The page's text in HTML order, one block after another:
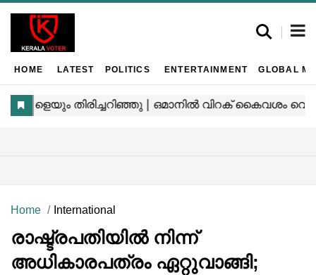
HOME LATEST POLITICS ENTERTAINMENT GLOBAL
Home International
രാഷ്ട്രപതിയിൽ നിന്ന്
അധികാരപത്രം ഏറ്റുവാങ്ങി;